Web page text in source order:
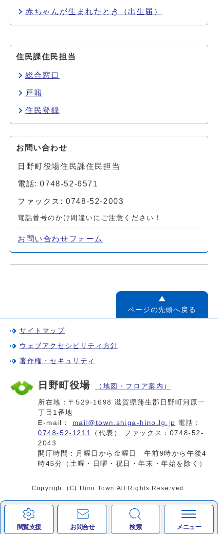
閲覧支援 お問合せ 検索 メニュー
赤ちゃんが生まれたとき（出生届）
住民課住民担当
総合窓口
戸籍
住民登録
お問い合わせ
日野町役場住民課住民担当
電話: 0748-52-6571
ファックス: 0748-52-2003
電話番号のかけ間違いにご注意ください！
お問い合わせフォーム
ページの先頭へ戻る
サイトマップ
ウェブアクセシビリティ方針
著作権・セキュリティ
日野町役場 （地図・フロア案内）
所在地：〒529-1698 滋賀県蒲生郡日野町河原一
丁目1番地
E-mail： mail@town.shiga-hino.lg.jp 電話：
0748-52-1211
（代表） ファックス：0748-52-
2043
開庁時間：月曜日から金曜日 午前9時から午後4
時45分（土曜・日曜・祝日・年末・年始を除く）
Copyright (C) Hino Town All Rights Reserved.